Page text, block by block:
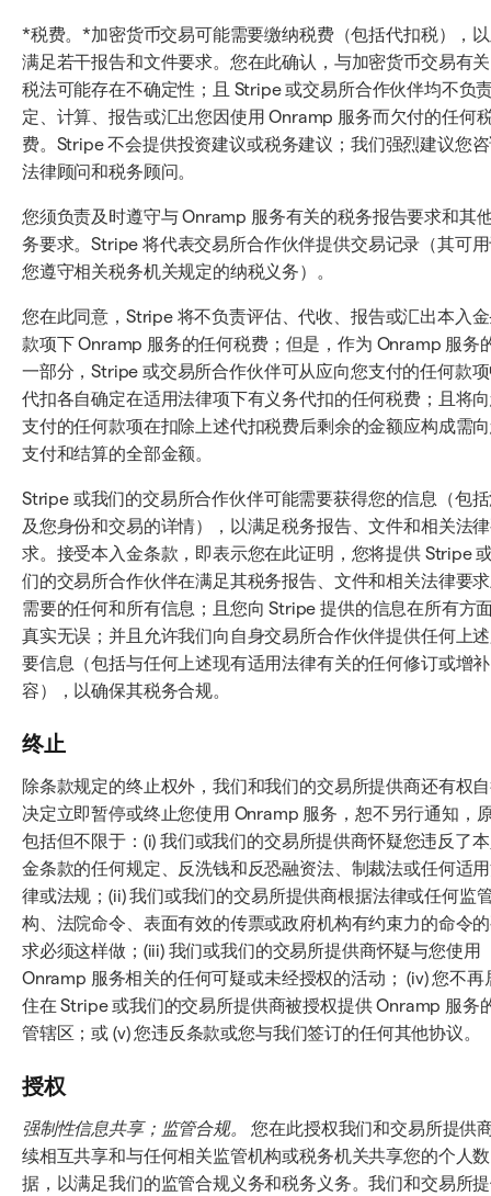
*税费。*加密货币交易可能需要缴纳税费（包括代扣税），
满足若干报告和文件要求。您在此确认，与加密货币交易有
税法可能存在不确定性；且 Stripe 或交易所合作伙伴均不负
定、计算、报告或汇出您因使用 Onramp 服务而欠付的任何
费。Stripe 不会提供投资建议或税务建议；我们强烈建议您
法律顾问和税务顾问。
您须负责及时遵守与 Onramp 服务有关的税务报告要求和其
务要求。Stripe 将代表交易所合作伙伴提供交易记录（其可
您遵守相关税务机关规定的纳税义务）。
您在此同意，Stripe 将不负责评估、代收、报告或汇出本入
款项下 Onramp 服务的任何税费；但是，作为 Onramp 服务
一部分，Stripe 或交易所合作伙伴可从应向您支付的任何款
代扣各自确定在适用法律项下有义务代扣的任何税费；且将
支付的任何款项在扣除上述代扣税费后剩余的金额应构成需
支付和结算的全部金额。
Stripe 或我们的交易所合作伙伴可能需要获得您的信息（包
及您身份和交易的详情），以满足税务报告、文件和相关法
求。接受本入金条款，即表示您在此证明，您将提供 Stripe
们的交易所合作伙伴在满足其税务报告、文件和相关法律要
需要的任何和所有信息；且您向 Stripe 提供的信息在所有方
真实无误；并且允许我们向自身交易所合作伙伴提供任何上
要信息（包括与任何上述现有适用法律有关的任何修订或增
容），以确保其税务合规。
终止
除条款规定的终止权外，我们和我们的交易所提供商还有权
决定立即暂停或终止您使用 Onramp 服务，恕不另行通知，
包括但不限于：(i) 我们或我们的交易所提供商怀疑您违反了
金条款的任何规定、反洗钱和反恐融资法、制裁法或任何适
律或法规；(ii) 我们或我们的交易所提供商根据法律或任何监
构、法院命令、表面有效的传票或政府机构有约束力的命令
求必须这样做；(iii) 我们或我们的交易所提供商怀疑与您使用
Onramp 服务相关的任何可疑或未经授权的活动； (iv) 您不再
住在 Stripe 或我们的交易所提供商被授权提供 Onramp 服务
管辖区；或 (v) 您违反条款或您与我们签订的任何其他协议。
授权
强制性信息共享；监管合规。
您在此授权我们和交易所提供
续相互共享和与任何相关监管机构或税务机关共享您的个人数
据，以满足我们的监管合规义务和税务义务。我们和交易所